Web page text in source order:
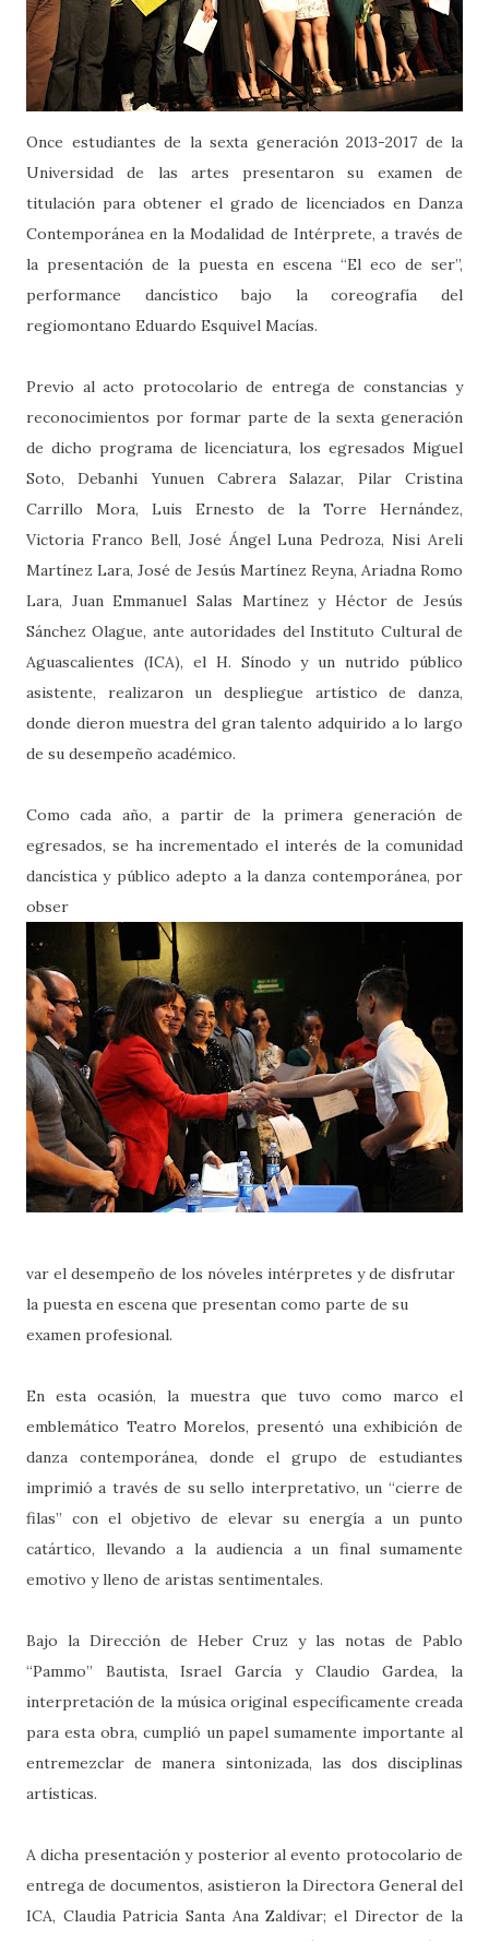
Once estudiantes de la sexta generación 2013-2017 de la
Universidad de las artes presentaron su examen de
titulación para obtener el grado de licenciados en Danza
Contemporánea en la Modalidad de Intérprete, a través de
la presentación de la puesta en escena “El eco de ser”,
performance dancístico bajo la coreografía del
regiomontano Eduardo Esquivel Macías.
Previo al acto protocolario de entrega de constancias y
reconocimientos por formar parte de la sexta generación
de dicho programa de licenciatura, los egresados Miguel
Soto, Debanhi Yunuen Cabrera Salazar, Pilar Cristina
Carrillo Mora, Luis Ernesto de la Torre Hernández,
Victoria Franco Bell, José Ángel Luna Pedroza, Nisi Areli
Martínez Lara, José de Jesús Martínez Reyna, Ariadna Romo
Lara, Juan Emmanuel Salas Martínez y Héctor de Jesús
Sánchez Olague, ante autoridades del Instituto Cultural de
Aguascalientes (ICA), el H. Sínodo y un nutrido público
asistente, realizaron un despliegue artístico de danza,
donde dieron muestra del gran talento adquirido a lo largo
de su desempeño académico.
Como cada año, a partir de la primera generación de
egresados, se ha incrementado el interés de la comunidad
dancística y público adepto a la danza contemporánea, por
obser
var el desempeño de los nóveles intérpretes y de disfrutar
la puesta en escena que presentan como parte de su
examen profesional.
En esta ocasión, la muestra que tuvo como marco el
emblemático Teatro Morelos, presentó una exhibición de
danza contemporánea, donde el grupo de estudiantes
imprimió a través de su sello interpretativo, un “cierre de
filas” con el objetivo de elevar su energía a un punto
catártico, llevando a la audiencia a un final sumamente
emotivo y lleno de aristas sentimentales.
Bajo la Dirección de Heber Cruz y las notas de Pablo
“Pammo” Bautista, Israel García y Claudio Gardea, la
interpretación de la música original específicamente creada
para esta obra, cumplió un papel sumamente importante al
entremezclar de manera sintonizada, las dos disciplinas
artísticas.
A dicha presentación y posterior al evento protocolario de
entrega de documentos, asistieron la Directora General del
ICA, Claudia Patricia Santa Ana Zaldívar; el Director de la